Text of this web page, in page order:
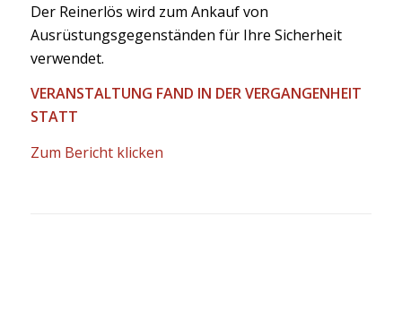
Der Reinerlös wird zum Ankauf von
Ausrüstungsgegenständen für Ihre Sicherheit
verwendet.
VERANSTALTUNG FAND IN DER VERGANGENHEIT
STATT
Zum Bericht klicken